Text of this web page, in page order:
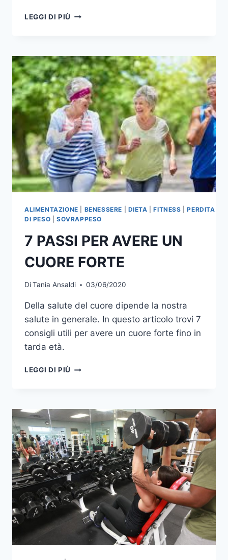
LEGGI DI PIÙ COME
LA
QUARANTENA
ALIMENTAZIONE BENESSERE DIETA |FITNESS |PERDITA
DI PESO
SOVRAPPESO
7 PASSI PER AVERE UN
CUORE FORTE
DiTania Ansaldi 03/06/2020
Della salute del cuore dipende la nostra
salute in generale. In questo articolo trovi 7
consigli utili per avere un cuore forte fino in
tarda età.
LEGGI DI PIÙ 7
UN
CUORE
FORTE